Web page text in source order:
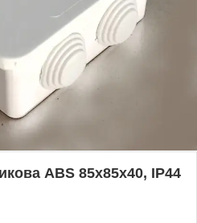
ABS 85x85x40, IP44